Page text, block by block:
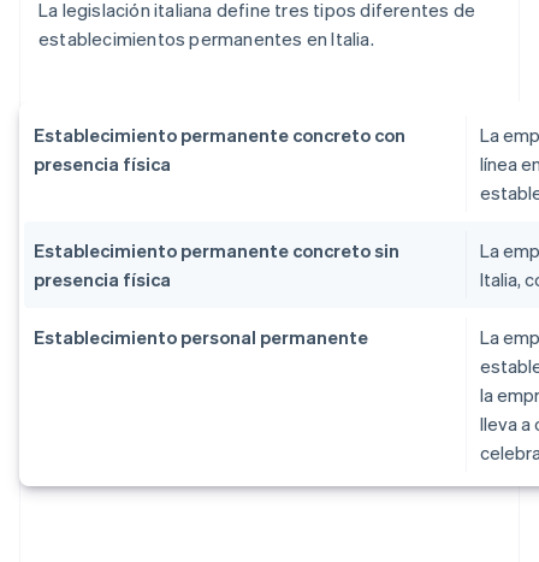
La legislación italiana define tres tipos diferentes de
establecimientos permanentes en Italia.
Establecimiento permanente concreto con
presencia física
La
línea
Establecimiento permanente concreto sin
presencia física
La
Italia,
Establecimiento personal permanente
La
la
lleva a